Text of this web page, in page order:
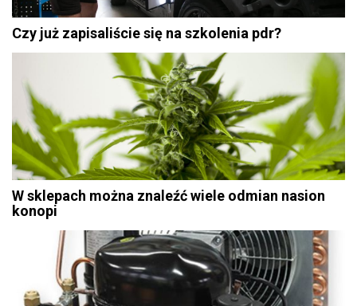
Czy już zapisaliście się na szkolenia pdr?
W sklepach można znaleźć wiele odmian nasion
konopi